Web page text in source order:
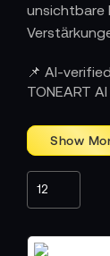
unsichtbare
Wie
Rechnern,
ein.
davon an
korrigiert,
Netzwerk
📌 AI-
TONEART